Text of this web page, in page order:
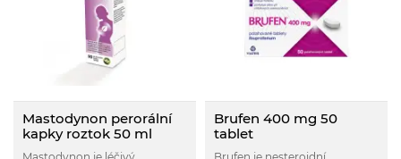
Mastodynon perorální
kapky roztok 50 ml
Brufen 400 mg 50
tablet